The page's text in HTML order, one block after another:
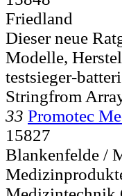
Friedland
Dieser neue
Modelle,
testsieger-
Stringfrom
33 Promotec
15827
Blankenfelde /